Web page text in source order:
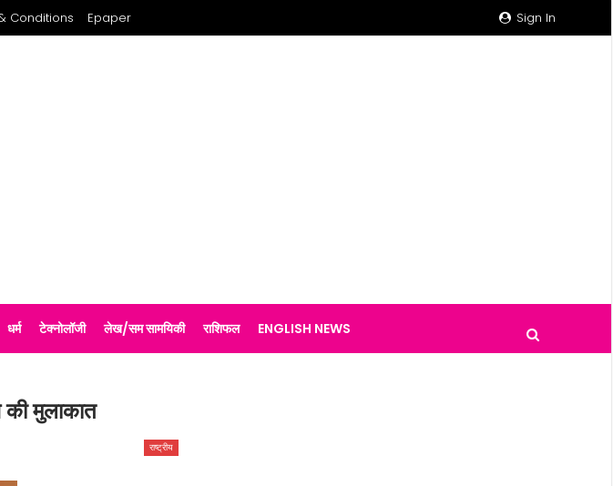
Sign In
Conditions Epaper
धर्म टेक्नोलॉजी लेख/सम सामयिकी राशिफल ENGLISH NEWS
की मुलाकात
राष्ट्रीय